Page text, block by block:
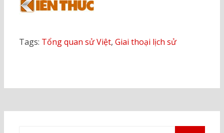
Tags: Tổng quan sử Việt, Giai thoại lịch sử